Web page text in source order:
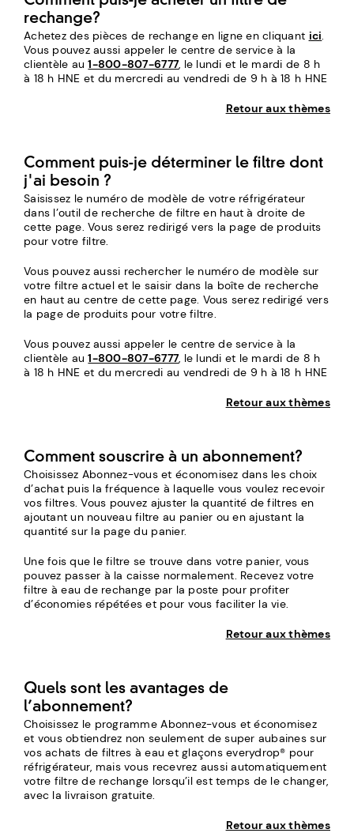
rechange?
Achetez des pièces de rechange en ligne en cliquant ici.
Vous pouvez aussi appeler le centre de service à la
clientèle au1-800-807-6777, le lundi et le mardi de 8 h
à 18 h HNE et du mercredi au vendredi de 9 h à 18 h HNE
Retour aux thèmes
Comment puis-je déterminer le filtre dont
j'ai besoin ?
Saisissez le numéro de modèle de votre réfrigérateur
dans l’outil de recherche de filtre en haut à droite de
cette page. Vous serez redirigé vers la page de produits
pour votre filtre.
Vous pouvez aussi rechercher le numéro de modèle sur
votre filtre actuel et le saisir dans la boîte de recherche
en haut au centre de cette page. Vous serez redirigé vers
la page de produits pour votre filtre.
Vous pouvez aussi appeler le centre de service à la
clientèle au1-800-807-6777, le lundi et le mardi de 8 h
à 18 h HNE et du mercredi au vendredi de 9 h à 18 h HNE
Retour aux thèmes
Comment souscrire à un abonnement?
Choisissez Abonnez-vous et économisez dans les choix
d’achat puis la fréquence à laquelle vous voulez recevoir
vos filtres. Vous pouvez ajuster la quantité de filtres en
ajoutant un nouveau filtre au panier ou en ajustant la
quantité sur la page du panier.
Une fois que le filtre se trouve dans votre panier, vous
pouvez passer à la caisse normalement. Recevez votre
filtre à eau de rechange par la poste pour profiter
d’économies répétées et pour vous faciliter la vie.
Retour aux thèmes
Quels sont les avantages de
l’abonnement?
Choisissez le programme Abonnez-vous et économisez
et vous obtiendrez non seulement de super aubaines sur
vos achats de filtres à eau et glaçons everydrop® pour
réfrigérateur, mais vous recevrez aussi automatiquement
votre filtre de rechange lorsqu’il est temps de le changer,
avec la livraison gratuite.
Retour aux thèmes